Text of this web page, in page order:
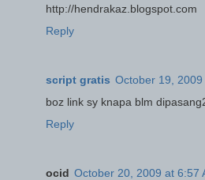
http://hendrakaz.blogspot.com
Reply
script gratis October 19, 2009
boz link sy knapa blm
Reply
ocid October 20, 2009 at 6:57